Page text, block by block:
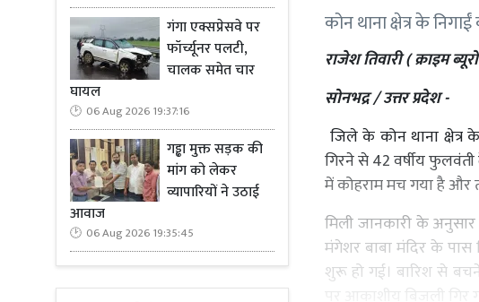
गंगा एक्सप्रेसवे पर
फॉर्च्यूनर पलटी,
चालक समेत चार
घायल
06 Aug 2026 19:37:16
गड्ढा मुक्त सड़क की
मांग को लेकर
व्यापारियों ने उठाई
आवाज
06 Aug 2026 19:35:45
कोन थाना क्षेत्र के
राजेश तिवारी ( क्राइम ब्यूरो
सोनभद्र / उत्तर प्रदेश -
जिले के कोन थाना
गिरने से 42 वर्षीय
में कोहराम मच गया है और
मिली जानकारी के
मंगेशर बाबा मंदिर के
शुरू हो गई। बारिश से